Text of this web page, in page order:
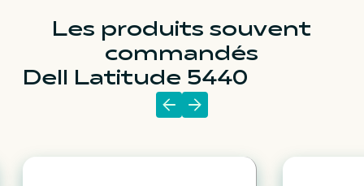
Les produits souvent
commandés
Dell Latitude 5440